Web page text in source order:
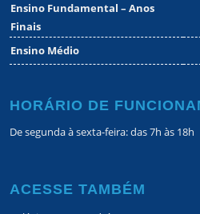
Ensino Fundamental – Anos
Finais
Ensino Médio
HORÁRIO DE
De segunda à sexta-feira: das 7h às 18h
ACESSE TAMBÉM